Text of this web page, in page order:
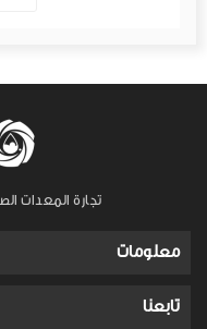
تجارة المعدات
معلومات
تابعنا